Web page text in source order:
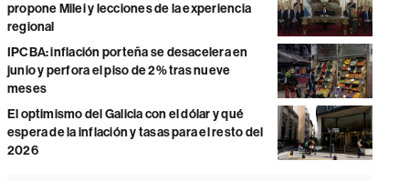
propone Milei y lecciones de la experiencia
regional
IPCBA: inflación porteña se desacelera en
junio y perfora el piso de 2% tras nueve
meses
El optimismo del Galicia con el dólar y qué
espera de la inflación y tasas para el resto del
2026